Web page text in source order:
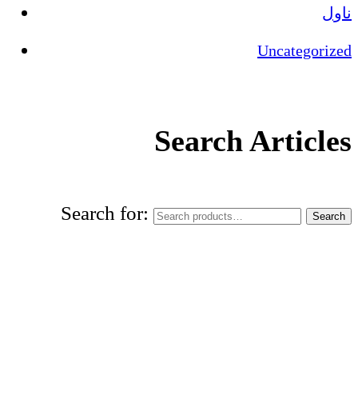
ناول
Uncategorized
Search Articles
Search for: Search